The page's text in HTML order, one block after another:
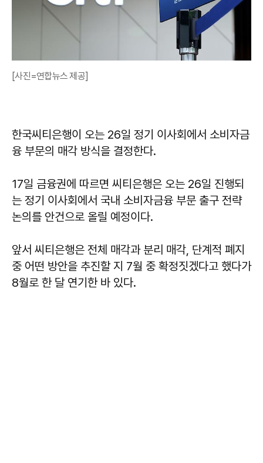
[사진=연합뉴스 제공]
한국씨티은행이 오는 26일 정기 이사회에서 소비자금
융 부문의 매각 방식을 결정한다.
17일 금융권에 따르면 씨티은행은 오는 26일 진행되
는 정기 이사회에서 국내 소비자금융 부문 출구 전략
논의를 안건으로 올릴 예정이다.
앞서 씨티은행은 전체 매각과 분리 매각, 단계적 폐지
중 어떤 방안을 추진할 지 7월 중 확정짓겠다고 했다가
8월로 한 달 연기한 바 있다.